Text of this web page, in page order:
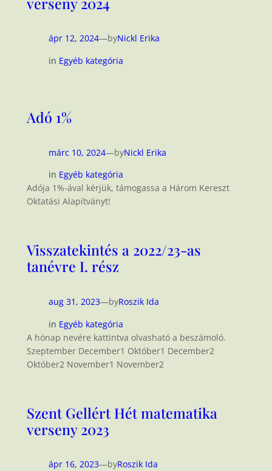
ápr 12, 2024—byNickl Erika
in Egyéb kategória
Adó 1%
márc 10, 2024—byNickl Erika
in Egyéb kategória
Adója 1%-ával kérjük, támogassa a Három Kereszt
Oktatási Alapítványt!
Visszatekintés a 2022/23-as
tanévre I. rész
aug 31, 2023—byRoszik Ida
in Egyéb kategória
A hónap nevére kattintva olvasható a beszámoló.
Szeptember December1 Október1 December2
Október2 November1 November2
Szent Gellért Hét matematika
verseny 2023
ápr 16, 2023—byRoszik Ida